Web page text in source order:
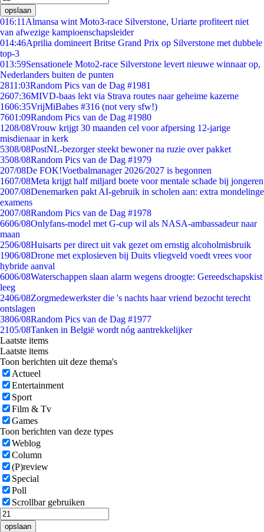
opslaan
016:11 Almansa wint Moto3-race Silverstone, Uriarte profiteert niet
van afwezige kampioenschapsleider
014:46Aprilia domineert Britse Grand Prix op Silverstone met dubbele
top-3
013:59Sensationele Moto2-race Silverstone levert nieuwe winnaar op,
Nederlanders buiten de punten
2811:03Random Pics van de Dag #1981
2607:36MIVD-baas lekt via Strava routes naar geheime kazerne
1606:35VrijMiBabes #316 (not very sfw!)
7601:09Random Pics van de Dag #1980
1208/08Vrouw krijgt 30 maanden cel voor afpersing 12-jarige
misdienaar in kerk
5308/08PostNL-bezorger steekt bewoner na ruzie over pakket
3508/08Random Pics van de Dag #1979
207/08De FOK!Voetbalmanager 2026/2027 is begonnen
1607/08Meta krijgt half miljard boete voor mentale schade bij jongeren
2007/08Denemarken pakt AI-gebruik in scholen aan: extra mondelinge
examens
2007/08Random Pics van de Dag #1978
6606/08Onlyfans-model met G-cup wil als NASA-ambassadeur naar
maan
2506/08Huisarts per direct uit vak gezet om ernstig alcoholmisbruik
1906/08Drone met explosieven bij Duits vliegveld voedt vrees voor
hybride aanval
6006/08Waterschappen slaan alarm wegens droogte: Gereedschapskist
leeg
2406/08Zorgmedewerkster die 's nachts haar vriend bezocht terecht
ontslagen
3806/08Random Pics van de Dag #1977
2105/08Tanken in België wordt nóg aantrekkelijker
Laatste items
Laatste items
Toon berichten uit deze thema's
Actueel
Entertainment
Sport
Film & Tv
Games
Toon berichten van deze types
Weblog
Column
(P)review
Special
Poll
Scrollbar gebruiken
opslaan